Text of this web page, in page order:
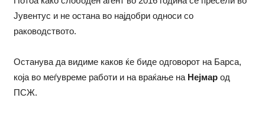
Јувентус и не остана во најдобри односи со
раководството.
Останува да видиме каков ќе биде одговорот на Барса,
која во меѓувреме работи и на враќање на Нејмарод
ПСЖ.